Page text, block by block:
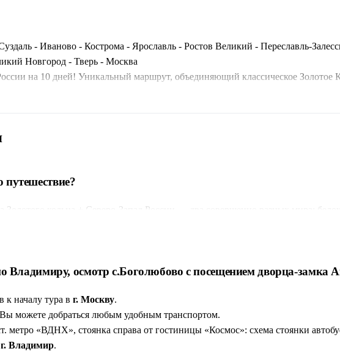
- Иваново - Кострома - Ярославль - Ростов Великий - Переславль-
Новгород - Тверь - Москва
на 10 дней! Уникальный маршрут, объединяющий классическое
с профессиональным гидом от Москвы до Москвы.
Золотого кольца + Северо-Запад России — два совершенно разных мира:
скалы.
Автобус, отели, завтраки и экскурсии уже в программе. Вы просто
Владимиру, осмотр с.Боголюбово с посещением дворца-замка
к началу тура в г. Москву.
можете добраться любым удобным транспортом.
метро «ВДНХ», стоянка справа от гостиницы «Космос»: схема стоянки
г. Владимир.